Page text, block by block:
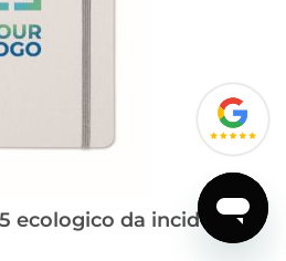
ecologico da incidere